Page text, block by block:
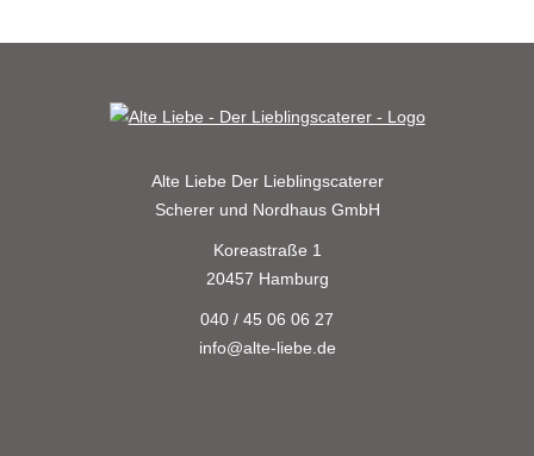
Alte Liebe Der Lieblingscaterer
Scherer und Nordhaus GmbH
Koreastraße 1
20457 Hamburg
040 / 45 06 06 27
info@alte-liebe.de